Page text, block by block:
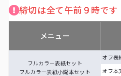
メニュー
フルカラー表紙セット
フルカラー表紙小説本セット
オフ表
オフ本
締切は全て午前９時です